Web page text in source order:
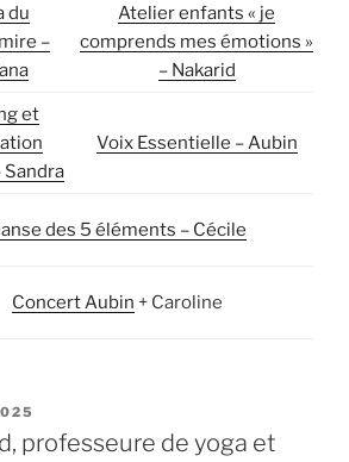
du
–
Atelier enfants « je
comprends mes émotions »
– Nakarid
et
Sandra
Voix Essentielle – Aubin
des 5 éléments – Cécile
Concert Aubin + Caroline
professeure de yoga et